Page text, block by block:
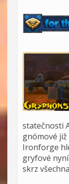
statečnosti
gnómové
Ironforge
gryfové
skrz